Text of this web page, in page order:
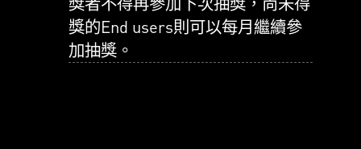
獎的End users則可以每月繼續參
加抽獎。